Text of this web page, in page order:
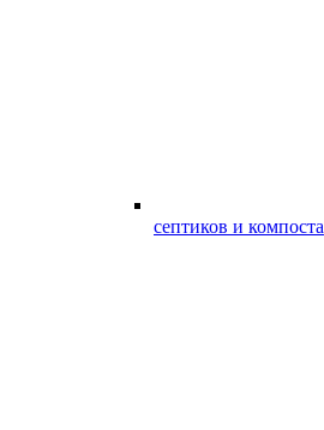
септиков и компоста